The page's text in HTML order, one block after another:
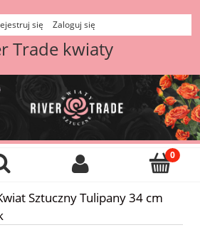
się Zaloguj się
Trade kwiaty
Sztuczny Tulipany 34 cm